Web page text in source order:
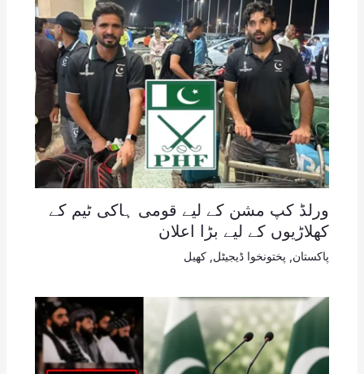
ورلڈ کپ مشن کے لیے قومی ہاکی ٹیم کے
کھلاڑیوں کے لیے بڑا اعلان
پاکستان پختونخوا ڈیجیٹل کھیل